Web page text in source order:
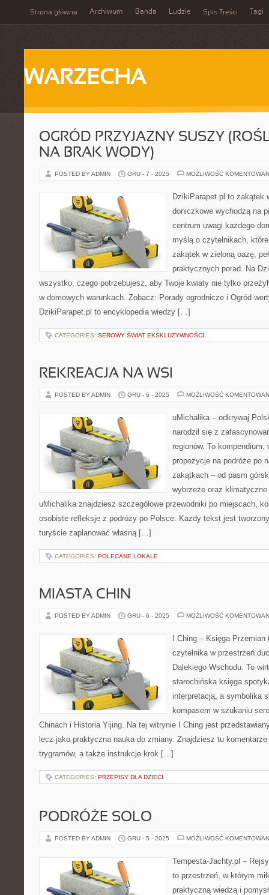
Strona główna Archiwum Banda Ludzie Spis Treści Tagi
WARZECHA
OGRÓD PRZYJAZNY SUSZY
NA BRAK WODY)
POSTED BY ADMIN GRU - 7 - 2025 MOŻLIWOŚĆ
DzikiParapet.pl to zakątek
doniczkowe wychodzą na
centrum uwagi każdego
myślą o czytelnikach,
zakątek w zieloną oazę,
praktycznych porad. Na
wszystko, czego potrzebujesz, aby Twoje kwiaty nie tylko
w domowych warunkach. Zobacz: Porady ogrodnicze i Ogród
DzikiParapet.pl to encyklopedia wiedzy […]
CATEGORIES: SEROWY ŚWIAT EKSKLUZYWNOŚCI
REKREACJA NA WSI
POSTED BY ADMIN GRU - 6 - 2025 MOŻLIWOŚĆ
uMichalika – odkrywaj
narodził się z
regionów. To
propozycje na podróże po
zakątkach – od pasm
wybrzeże oraz
uMichalika znajdziesz szczegółowe przewodniki po miejscach,
osobiste refleksje z podróży po Polsce. Każdy tekst jest
turyście zaplanować własną […]
CATEGORIES: POLECANE LOKALE
MIASTA CHIN
POSTED BY ADMIN GRU - 6 - 2025 MOŻLIWOŚĆ
I Ching – Księga
czytelnika w przestrzeń
Dalekiego Wschodu. To
starochińska księga
interpretacją, a symbolika
kompasem w szukaniu
Chinach i Historia Yijing. Na tej witrynie I Ching jest
lecz jako praktyczna nauka do zmiany. Znajdziesz tu
trygramów, a także instrukcje krok […]
CATEGORIES: PRZEPISY DLA DZIECI
PODRÓŻE SOLO
POSTED BY ADMIN GRU - 5 - 2025 MOŻLIWOŚĆ
Tempesta-Jachty.pl –
to przestrzeń, w którym
praktyczną wiedzą i